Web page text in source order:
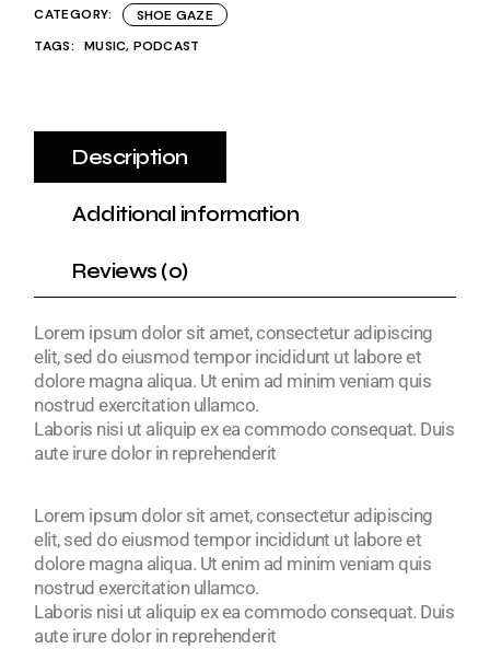
CATEGORY:
SHOE GAZE
TAGS:
MUSIC, PODCAST
Description
Additional information
Reviews (0)
Lorem ipsum dolor sit amet, consectetur adipiscing
elit, sed do eiusmod tempor incididunt ut labore et
dolore magna aliqua. Ut enim ad minim veniam quis
nostrud exercitation ullamco.
Laboris nisi ut aliquip ex ea commodo consequat. Duis
aute irure dolor in reprehenderit
Lorem ipsum dolor sit amet, consectetur adipiscing
elit, sed do eiusmod tempor incididunt ut labore et
dolore magna aliqua. Ut enim ad minim veniam quis
nostrud exercitation ullamco.
Laboris nisi ut aliquip ex ea commodo consequat. Duis
aute irure dolor in reprehenderit